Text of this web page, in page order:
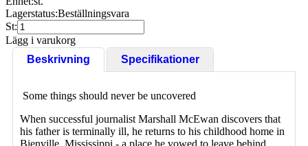
Lagerstatus:Beställningsvara
St:
Lägg i varukorg
Beskrivning
Specifikationer
Some things should never be uncovered
When successful journalist Marshall McEwan discovers that
his father is terminally ill, he returns to his childhood home in
Bienville, Mississippi - a place he vowed to leave behind